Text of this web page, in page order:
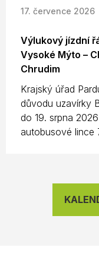
17. července 2026
Výlukový jízdní
Vysoké Mýto –
Chrudim
Krajský úřad
důvodu uzavírky
do 19. srpna
autobusové